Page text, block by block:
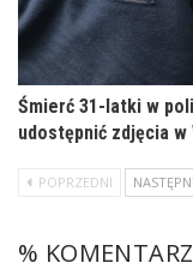
Śmierć 31-latki w
udostępnić zdjęcia w
POPRZEDNI
%